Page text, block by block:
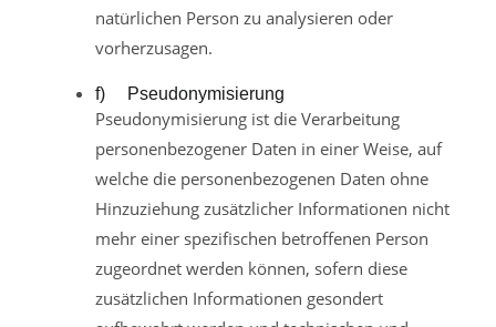
natürlichen Person zu analysieren oder
vorherzusagen.
f) Pseudonymisierung
Pseudonymisierung ist die Verarbeitung
personenbezogener Daten in einer Weise, auf
welche die personenbezogenen Daten ohne
Hinzuziehung zusätzlicher Informationen nicht
mehr einer spezifischen betroffenen Person
zugeordnet werden können, sofern diese
zusätzlichen Informationen gesondert